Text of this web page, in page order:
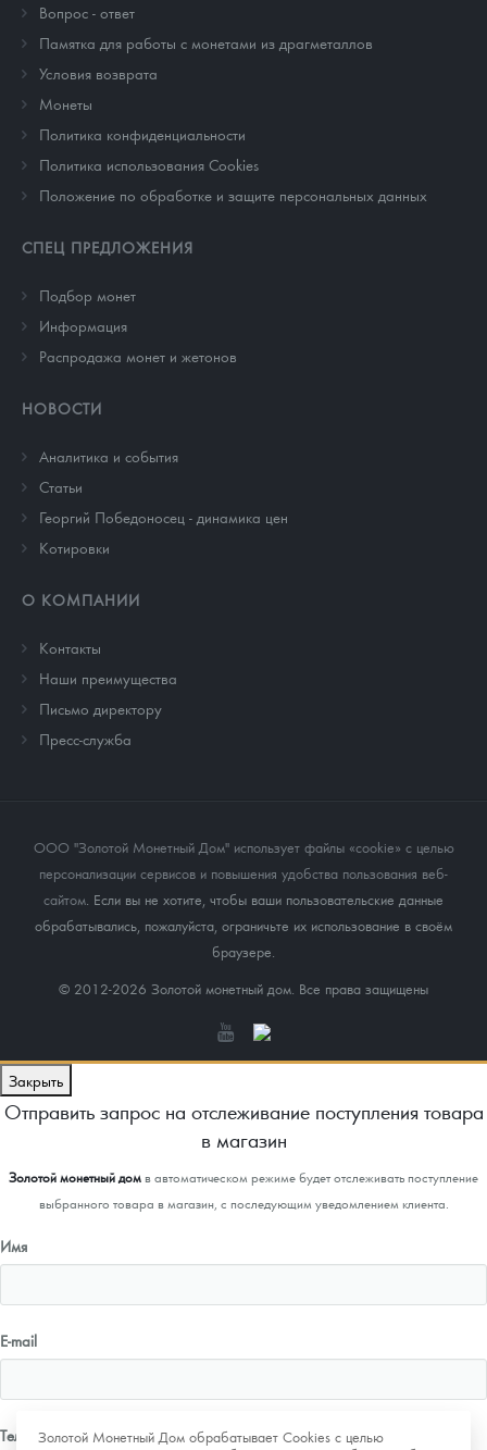
Вопрос - ответ
Памятка для работы с монетами из драгметаллов
Условия возврата
Монеты
Политика конфиденциальности
Политика использования Cookies
Положение по обработке и защите персональных данных
СПЕЦ ПРЕДЛОЖЕНИЯ
Подбор монет
Информация
Распродажа монет и жетонов
НОВОСТИ
Аналитика и события
Cтатьи
Георгий Победоносец - динамика цен
Котировки
О КОМПАНИИ
Контакты
Наши преимущества
Письмо директору
Пресс-служба
ООО "Золотой Монетный Дом" использует файлы «cookie» с целью
персонализации сервисов и повышения удобства пользования веб-
сайтом. Если вы не хотите, чтобы ваши пользовательские данные
обрабатывались, пожалуйста, ограничьте их использование в своём
браузере.
© 2012-2026 Золотой монетный дом. Все права защищены
Золотой Монетный Дом обрабатывает Cookies с целью
Закрыть
Отправить запрос на отслеживание поступления товара
в магазин
Золотой монетный домв автоматическом режиме будет отслеживать поступление
выбранного товара в магазин, с последующим уведомлением клиента.
Имя
E-mail
Телефон